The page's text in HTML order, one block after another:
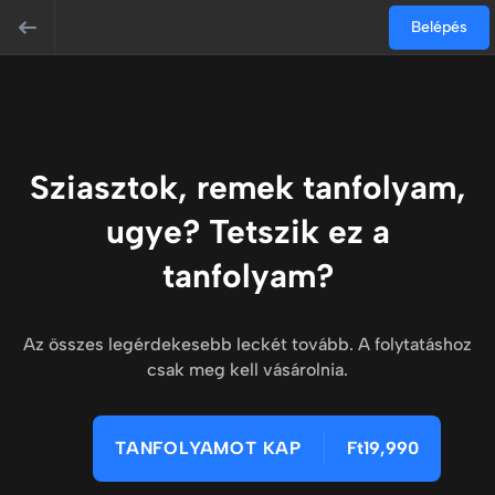
Belépés
Sziasztok, remek tanfolyam,
ugye? Tetszik ez a
tanfolyam?
Az összes legérdekesebb leckét tovább. A folytatáshoz
csak meg kell vásárolnia.
TANFOLYAMOT KAP Ft19,990